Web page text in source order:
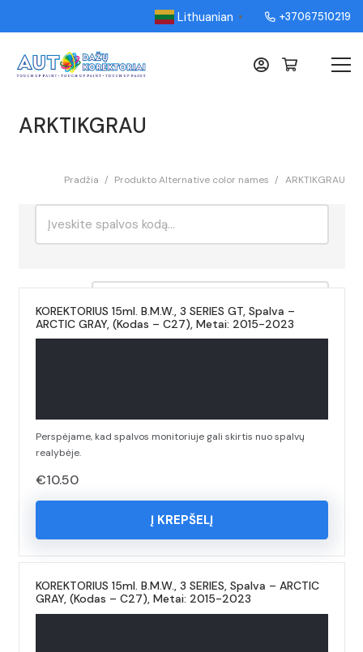
Lithuanian ▼ +37067510219
ARKTIKGRAU
Pradžia / Produkto Alternative color names / ARKTIKGRAU
KOREKTORIUS 15ml. B.M.W., 3 SERIES GT, Spalva –
ARCTIC GRAY, (Kodas – C27), Metai: 2015-2023
Perspėjame, kad spalvos monitoriuje gali skirtis nuo spalvų
realybėje.
€10.50
Į KREPŠELĮ
KOREKTORIUS 15ml. B.M.W., 3 SERIES, Spalva – ARCTIC
GRAY, (Kodas – C27), Metai: 2015-2023